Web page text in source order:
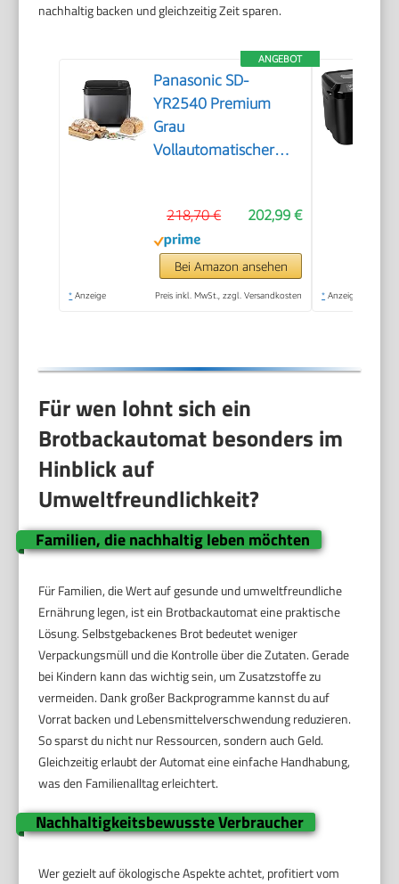
nachhaltig backen und gleichzeitig Zeit sparen.
ANGEBOT
Panasonic SD-
YR2540 Premium
Grau
Vollautomatischer
und Hefespender, 32
automatische
Programme, zwei
Temperatursensoren,
202,99 €
218,70 €
Bei Amazon ansehen
* Anzeige Preis inkl. MwSt., zzgl. Versandkosten * Anzeige
Für wen lohnt sich ein
Brotbackautomat besonders im
Hinblick auf
Umweltfreundlichkeit?
Familien, die nachhaltig leben möchten
Für Familien, die Wert auf gesunde und umweltfreundliche
Ernährung legen, ist ein Brotbackautomat eine praktische
Lösung. Selbstgebackenes Brot bedeutet weniger
Verpackungsmüll und die Kontrolle über die Zutaten. Gerade
bei Kindern kann das wichtig sein, um Zusatzstoffe zu
vermeiden. Dank großer Backprogramme kannst du auf
Vorrat backen und Lebensmittelverschwendung reduzieren.
So sparst du nicht nur Ressourcen, sondern auch Geld.
Gleichzeitig erlaubt der Automat eine einfache Handhabung,
was den Familienalltag erleichtert.
Nachhaltigkeitsbewusste Verbraucher
Wer gezielt auf ökologische Aspekte achtet, profitiert vom